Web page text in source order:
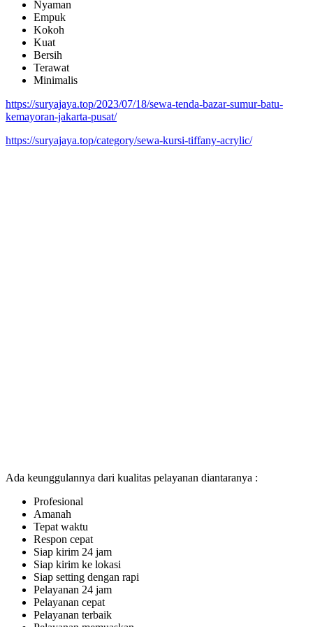
Nyaman
Empuk
Kokoh
Kuat
Bersih
Terawat
Minimalis
https://suryajaya.top/2023/07/18/sewa-tenda-bazar-sumur-batu-
kemayoran-jakarta-pusat/
https://suryajaya.top/category/sewa-kursi-tiffany-acrylic/
Ada keunggulannya dari kualitas pelayanan diantaranya :
Profesional
Amanah
Tepat waktu
Respon cepat
Siap kirim 24 jam
Siap kirim ke lokasi
Siap setting dengan rapi
Pelayanan 24 jam
Pelayanan cepat
Pelayanan terbaik